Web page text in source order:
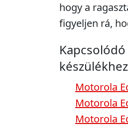
hogy a
figyeljen rá,
készülékhez
Motorola
Motorola
Motorola